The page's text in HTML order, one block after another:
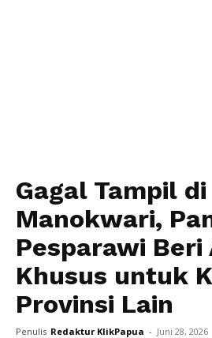
Gagal Tampil di
Manokwari,
Pesparawi Beri
Khusus untuk
Provinsi Lain
Penulis Redaktur KlikPapua - Juni 28, 2026